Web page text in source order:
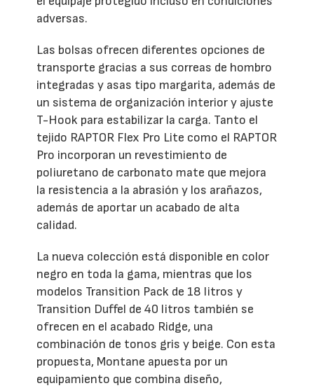
adversas.
Las bolsas ofrecen diferentes opciones de
transporte gracias a sus correas de hombro
integradas y asas tipo margarita, además de
un sistema de organización interior y ajuste
T-Hook para estabilizar la carga. Tanto el
tejido RAPTOR Flex Pro Lite como el RAPTOR
Pro incorporan un revestimiento de
poliuretano de carbonato mate que mejora
la resistencia a la abrasión y los arañazos,
además de aportar un acabado de alta
calidad.
La nueva colección está disponible en color
negro en toda la gama, mientras que los
modelos Transition Pack de 18 litros y
Transition Duffel de 40 litros también se
ofrecen en el acabado Ridge, una
combinación de tonos gris y beige. Con esta
propuesta, Montane apuesta por un
equipamiento que combina diseño,